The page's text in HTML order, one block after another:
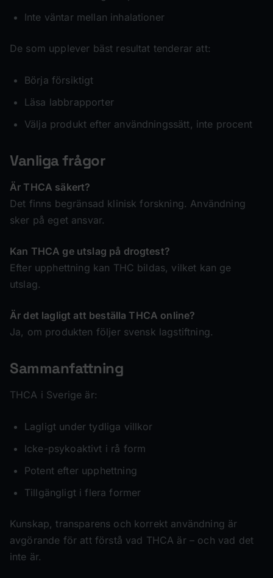
Inte väntar mellan inhalationer
De som upplever bäst resultat tenderar att:
Börja försiktigt
Läsa labbrapporter
Välja produkt efter användningssätt, inte procent
Vanliga frågor
Är THCA säkert?
Det finns begränsad klinisk forskning. Användning
sker på eget ansvar.
Kan THCA ge utslag på drogtest?
Efter upphettning kan THC bildas, vilket kan ge
utslag.
Är det lagligt att beställa THCA online?
Ja, om produkten följer svensk lagstiftning.
Sammanfattning
THCA i Sverige är:
Lagligt under tydliga villkor
Icke-psykoaktivt i rå form
Potent efter upphettning
Tillgängligt i flera former
Kunskap, transparens och korrekt användning är
avgörande för att förstå vad THCA är – och vad det
inte är.